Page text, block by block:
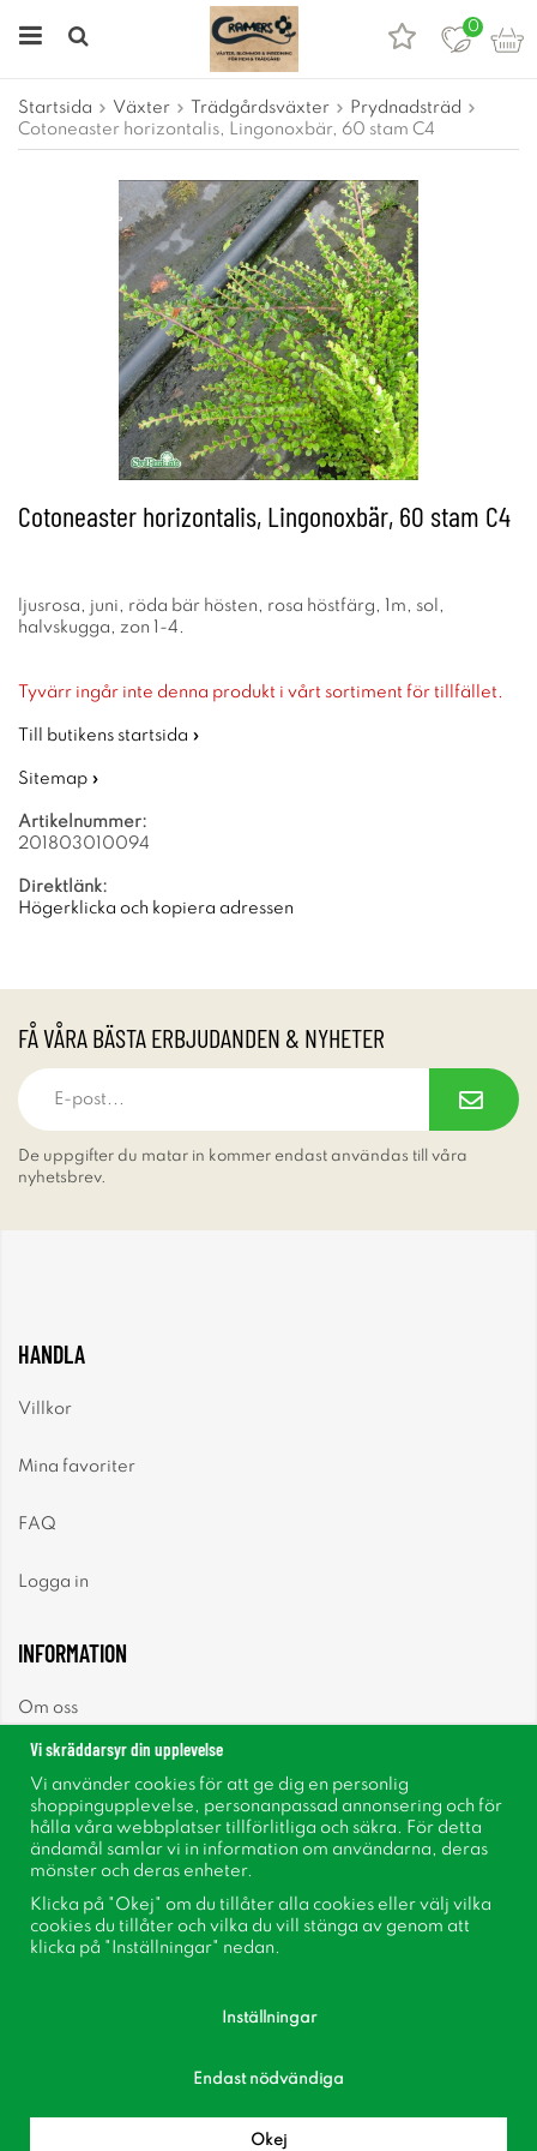
0
Startsida Växter Trädgårdsväxter
Prydnadsträd
Cotoneaster horizontalis, Lingonoxbär, 60 stam C4
Cotoneaster horizontalis, Lingonoxbär, 60 stam C4
ljusrosa, juni, röda bär hösten, rosa höstfärg, 1m, sol,
halvskugga, zon 1-4.
Tyvärr ingår inte denna produkt i vårt sortiment för tillfället.
Till butikens startsida »
Sitemap »
Artikelnummer:
201803010094
Direktlänk:
Högerklicka och kopiera adressen
FÅ VÅRA BÄSTA ERBJUDANDEN & NYHETER
De uppgifter du matar in kommer endast användas till våra
nyhetsbrev.
HANDLA
Villkor
Mina favoriter
FAQ
Logga in
INFORMATION
Om oss
Nyhetsbrev
Om cookies
Inspiration
Bli medlem i vår kundklubb!
Vi skräddarsyr din upplevelse
Vi använder cookies för att ge dig en personlig
shoppingupplevelse, personanpassad annonsering och för
hålla våra webbplatser tillförlitliga och säkra. För detta
ändamål samlar vi in information om användarna, deras
mönster och deras enheter.
Klicka på "Okej" om du tillåter alla cookies eller välj vilka
cookies du tillåter och vilka du vill stänga av genom att
klicka på "Inställningar" nedan.
Inställningar
Endast nödvändiga
Okej